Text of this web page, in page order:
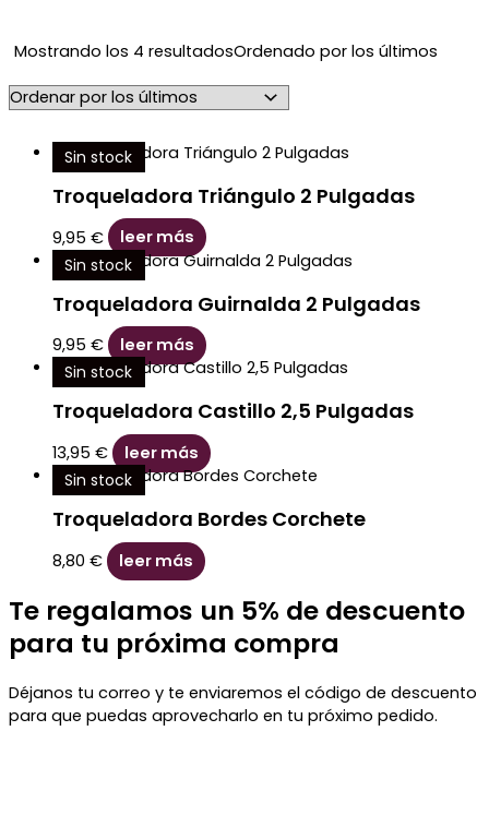
Mostrando los 4 resultadosOrdenado por los últimos
Sin stock
Troqueladora Triángulo 2 Pulgadas
9,95 €
leer más
Sin stock
Troqueladora Guirnalda 2 Pulgadas
9,95 €
leer más
Sin stock
Troqueladora Castillo 2,5 Pulgadas
13,95 €
leer más
Sin stock
Troqueladora Bordes Corchete
8,80 € leer más
Te regalamos un 5% de descuento
para tu próxima compra
Déjanos tu correo y te enviaremos el código de descuento
para que puedas aprovecharlo en tu próximo pedido.